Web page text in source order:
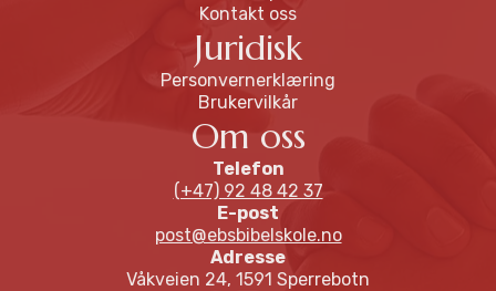
Kontakt oss
Juridisk
Personvernerklæring
Brukervilkår
Om oss
Telefon
(+47) 92 48 42 37
E-post
post@ebsbibelskole.no
Adresse
Våkveien 24, 1591 Sperrebotn